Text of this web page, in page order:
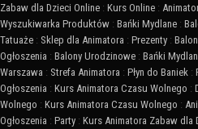
Zabaw dla Dzieci Online : Kurs Online :
Wyszukiwarka Produktów : Bańki Mydlane :
Tatuaże : Sklep dla Animatora : Prezenty :
Ogłoszenia : Balony Urodzinowe : Bańki
Warszawa : Strefa Animatora : Płyn do Baniek :
Ogłoszenia : Kurs Animatora Czasu Wolnego :
Wolnego : Kurs Animatora Czasu Wolnego :
Ogłoszenia : Party : Kurs Animatora Zabaw dla